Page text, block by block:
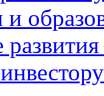
и